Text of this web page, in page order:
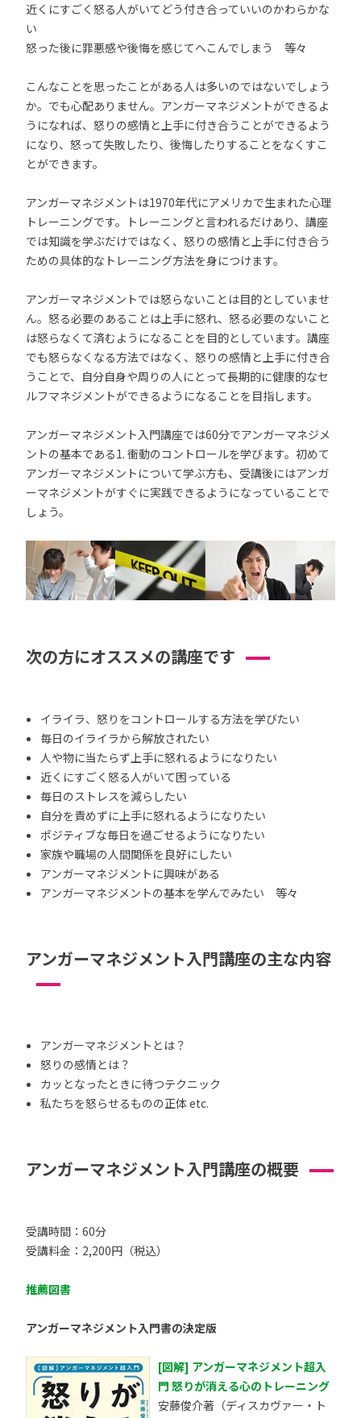
近くにすごく怒る人がいてどう付き合っていいのかわらかな
い
怒った後に罪悪感や後悔を感じてへこんでしまう 等々
こんなことを思ったことがある人は多いのではないでしょう
か。でも心配ありません。アンガーマネジメントができるよ
うになれば、怒りの感情と上手に付き合うことができるよう
になり、怒って失敗したり、後悔したりすることをなくすこ
とができます。
アンガーマネジメントは1970年代にアメリカで生まれた心理
トレーニングです。トレーニングと言われるだけあり、講座
では知識を学ぶだけではなく、怒りの感情と上手に付き合う
ための具体的なトレーニング方法を身につけます。
アンガーマネジメントでは怒らないことは目的としていませ
ん。怒る必要のあることは上手に怒れ、怒る必要のないこと
は怒らなくて済むようになることを目的としています。講座
でも怒らなくなる方法ではなく、怒りの感情と上手に付き合
うことで、自分自身や周りの人にとって長期的に健康的なセ
ルフマネジメントができるようになることを目指します。
アンガーマネジメント入門講座では60分でアンガーマネジメ
ントの基本である1. 衝動のコントロールを学びます。初めて
アンガーマネジメントについて学ぶ方も、受講後にはアンガ
ーマネジメントがすぐに実践できるようになっていることで
しょう。
次の方にオススメの講座です
イライラ、怒りをコントロールする方法を学びたい
毎日のイライラから解放されたい
人や物に当たらず上手に怒れるようになりたい
近くにすごく怒る人がいて困っている
毎日のストレスを減らしたい
自分を責めずに上手に怒れるようになりたい
ポジティブな毎日を過ごせるようになりたい
家族や職場の人間関係を良好にしたい
アンガーマネジメントに興味がある
アンガーマネジメントの基本を学んでみたい 等々
アンガーマネジメント入門講座の主な内容
アンガーマネジメントとは？
怒りの感情とは？
カッとなったときに待つテクニック
私たちを怒らせるものの正体 etc.
アンガーマネジメント入門講座の概要
受講時間：60分
受講料金：2,200円（税込）
推薦図書
アンガーマネジメント入門書の決定版
[図解] アンガーマネジメント超入
門 怒りが消える心のトレーニング
安藤俊介著（ディスカヴァー・ト